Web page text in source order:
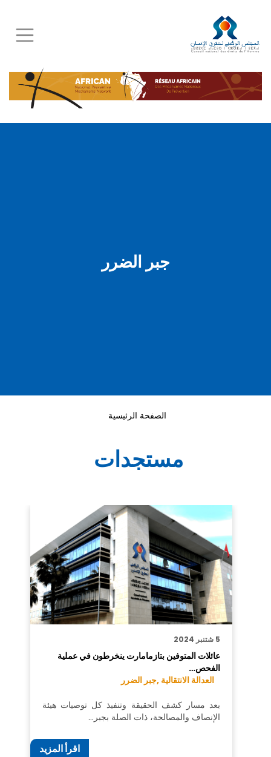
Skip
to
main
content
جبر الضرر
الصفحة الرئيسية
مستجدات
5 شتنبر 2024
عائلات المتوفين بتازمامارت ينخرطون في عملية
الفحص…
العدالة الانتقالية ,جبر الضرر
بعد مسار كشف الحقيقة وتنفيذ كل توصيات هيئة
الإنصاف والمصالحة، ذات الصلة بجبر…
اقرأ المزيد